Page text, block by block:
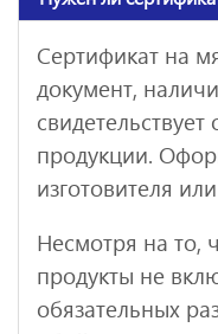
Сертификат на
документ,
продукции.
изготовителя
Несмотря на то,
продукты не
обязательных